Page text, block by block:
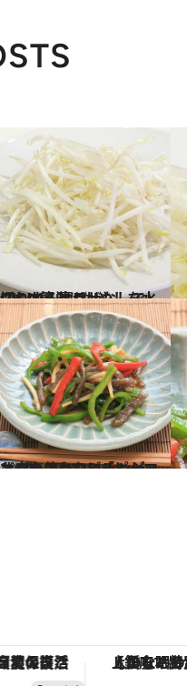
2014.12.2
これからはザルなしでOK！ 簡単にもやしを水切りする裏ワザ
グルメ
2014.6.27
お肉を使わないチンジャオロースって？「ピーマン」のマクロビレシピ
グルメ
地域の意識を変えること」。ロレックス賞受賞の自然保護活動家が実現させたナイジェリアの自然環境の復活 【銀座で出合う最旬美容】美髪ケアや上質